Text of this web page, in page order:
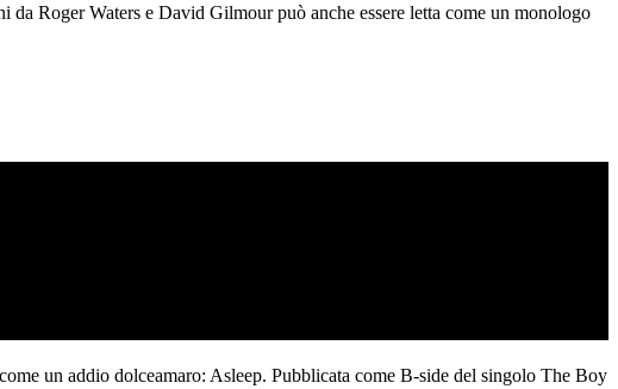
Roger Waters e David Gilmour può anche essere letta come un monologo
un addio dolceamaro: Asleep. Pubblicata come B-side del singolo The Boy